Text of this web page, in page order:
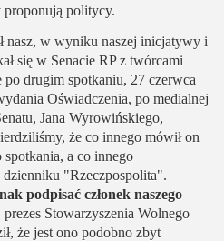
proponują politycy.
nasz, w wyniku naszej inicjatywy i
się w Senacie RP z twórcami
drugim spotkaniu, 27 czerwca
Oświadczenia, po medialnej
Jana Wyrowińskiego,
że co innego mówił on
spotkania, a co innego
"Rzeczpospolita".
podpisać członek naszego
prezes Stowarzyszenia Wolnego
że jest ono podobno zbyt